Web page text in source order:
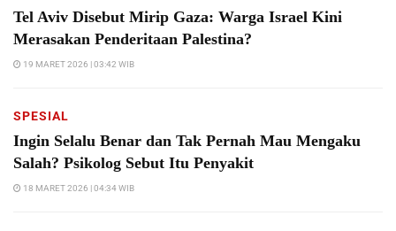
Tel Aviv Disebut Mirip Gaza: Warga Israel Kini
Merasakan Penderitaan Palestina?
19 MARET 2026 | 03:42 WIB
SPESIAL
Ingin Selalu Benar dan Tak Pernah Mau Mengaku
Salah? Psikolog Sebut Itu Penyakit
18 MARET 2026 | 04:34 WIB